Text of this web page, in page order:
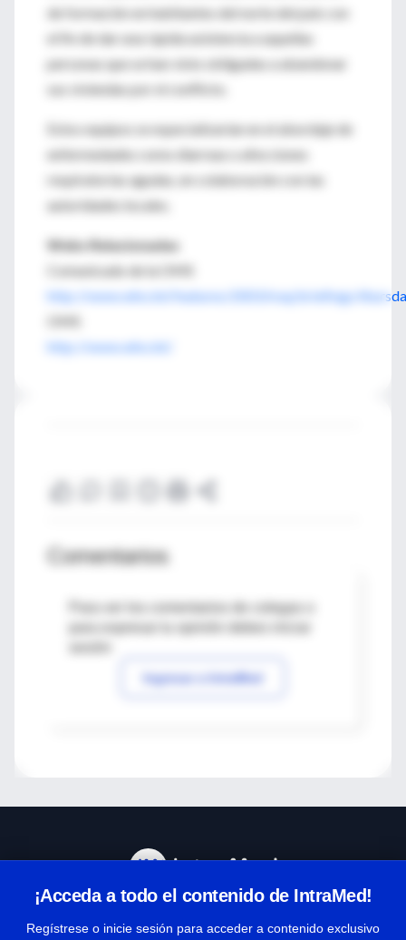
de formación en habitantes del norte del país con
el fin de dar una rápida asistencia a aquellas
personas que se han visto obligadas a abandonar
sus viviendas por el conflicto.
Estos equipos se especializarían en el abordaje de
enfermedades como diarreas o afecciones
respiratorias agudas, en colaboración con las
autoridades locales.
Webs Relacionadas
Comunicado de la OMS
http://www.who.int/features/2003/iraq/briefings/
OMS
http://www.who.int/
Comentarios
Para ver los comentarios de colegas o
Ingresar a IntraMed
¡Acceda a todo el contenido de IntraMed!
Regístrese o inicie sesión para acceder a contenido exclusivo